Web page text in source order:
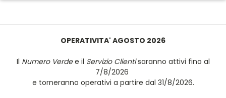
OPERATIVITA' AGOSTO 2026
Il Numero Verdee il Servizio Clientisaranno attivi fino al
7/8/2026
e torneranno operativi a partire dal 31/8/2026.